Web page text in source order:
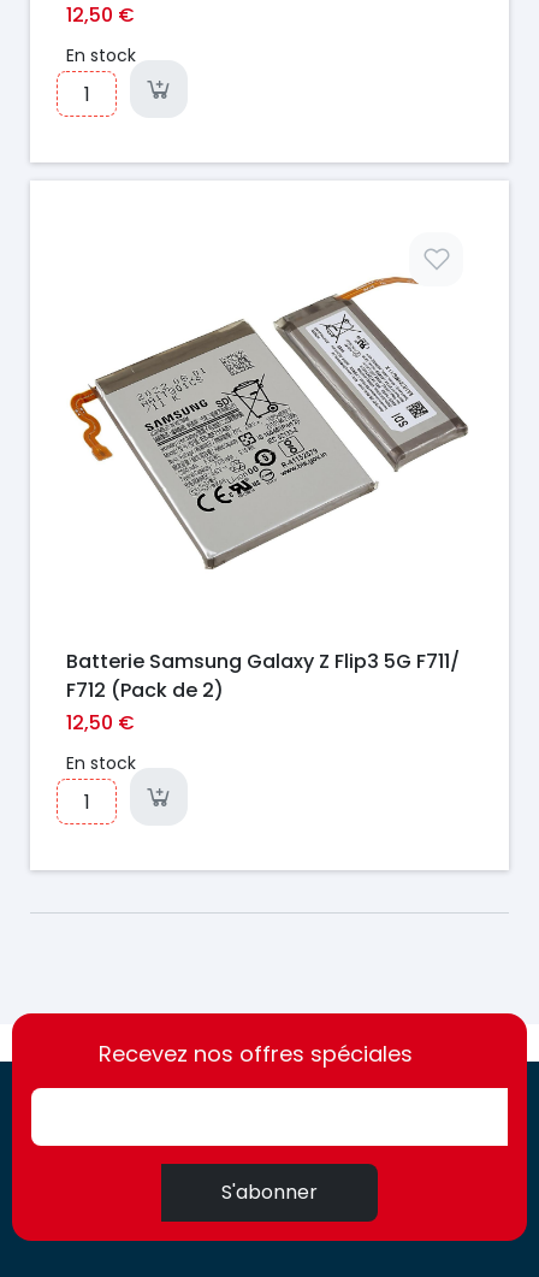
12,50 €
En stock
Batterie Samsung Galaxy Z Flip3 5G F711/
F712 (Pack de 2)
12,50 €
En stock
https://france-
access.fr
https://france-
access.fr
Recevez nos offres spéciales
S'abonner